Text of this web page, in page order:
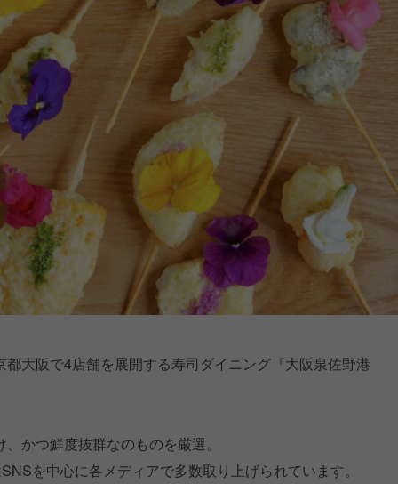
大阪で4店舗を展開する寿司ダイニング『大阪泉佐野港
かつ鮮度抜群なのものを厳選。
を中心に各メディアで多数取り上げられています。